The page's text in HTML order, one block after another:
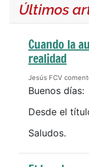
Últimos
Cuando la
realidad
Jesús FCV
Buenos días:
Desde el
Saludos.